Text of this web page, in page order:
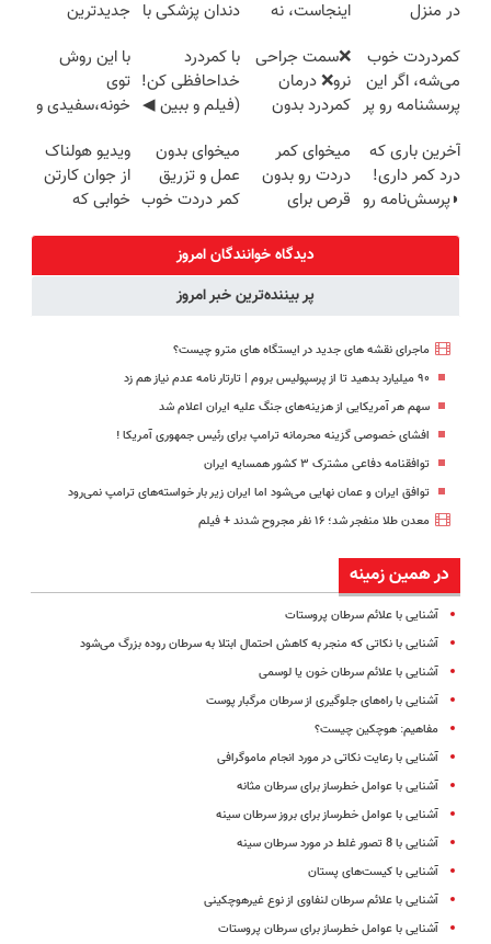
در منزل
(◂پرسش‌نامه)
اینجاست، نه
دندان پزشکی با
کننده خانگی
جدیدترین
سبک و مقاوم |
پرداخت قسطی
کمردردت خوب
می‌شه، اگر این
پرسشنامه رو پر
❌سمت جراحی
نرو❌ درمان
کمردرد بدون
با کمردرد
خداحافظی کن!
(فیلم و ببین ◀
پرکن)
با این روش
توی
خونه،سفیدی و
برگردون
(40%off)
آخرین باری که
درد کمر داری!
◗پرسش‌نامه رو
میخوای کمر
دردت رو بدون
قرص برای
(◂پرسش‌نامه
رو پر کن)
میخوای بدون
عمل و تزریق
کمر دردت خوب
◂پرسش‌نامه رو
پرکن
ویدیو هولناک
از جوان کارتن
خوابی که
دیدگاه خوانندگان امروز
پر بیننده‌ترین خبر امروز
ماجرای نقشه های جدید در ایستگاه های مترو چیست؟
۹۰ میلیارد بدهید تا از پرسپولیس بروم | تارتار نامه عدم نیاز هم زد
سهم هر آمریکایی از هزینه‌های جنگ علیه ایران اعلام شد
افشای خصوصی گزینه محرمانه ترامپ برای رئیس جمهوری آمریکا !
توافقنامه دفاعی مشترک ۳ کشور همسایه ایران
توافق ایران و عمان نهایی می‌شود اما ایران زیر بار خواسته‌های ترامپ نمی‌رود
معدن طلا منفجر شد؛ ۱۶ نفر مجروح شدند + فیلم
در همین زمینه
آشنایی با علائم سرطان پروستات
آشنایی با نکاتی که منجر به کاهش احتمال ابتلا به سرطان روده بزرگ می‌شود
آشنایی با علائم سرطان خون یا لوسمی
آشنایی با راه‌های جلوگیری از سرطان مرگبار پوست
مفاهیم: هوچکین چیست؟
آشنایی با رعایت نکاتی در مورد انجام ماموگرافی
آشنایی با عوامل خطرساز برای سرطان مثانه
آشنایی با عوامل خطرساز برای بروز سرطان سینه
آشنایی با 8 تصور غلط در مورد سرطان سینه
آشنایی با کیست‌های پستان
آشنایی با علائم سرطان لنفاوی از نوع غیرهوچکینی
آشنایی با عوامل خطرساز برای سرطان پروستات